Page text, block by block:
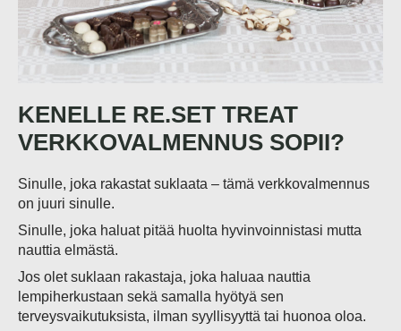
KENELLE RE.SET TREAT
VERKKOVALMENNUS SOPII?
Sinulle, joka rakastat suklaata – tämä verkkovalmennus
on juuri sinulle.
Sinulle, joka haluat pitää huolta hyvinvoinnistasi mutta
nauttia elmästä.
Jos olet suklaan rakastaja, joka haluaa nauttia
lempiherkustaan sekä samalla hyötyä sen
terveysvaikutuksista, ilman syyllisyyttä tai huonoa oloa.